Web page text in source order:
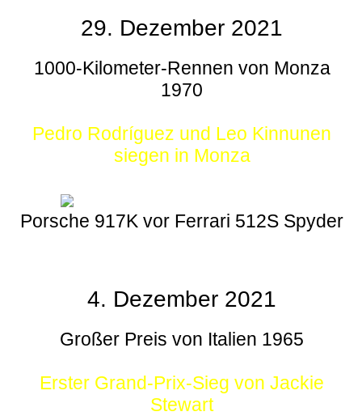
29. Dezember 2021
1000-Kilometer-Rennen von Monza
1970
Pedro Rodríguez und Leo Kinnunen
siegen in Monza
Porsche 917K vor Ferrari 512S Spyder
4. Dezember 2021
Großer Preis von Italien 1965
Erster Grand-Prix-Sieg von Jackie
Stewart